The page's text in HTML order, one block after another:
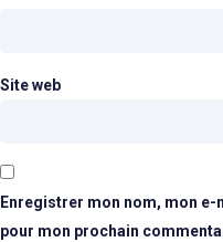
Site web
Enregistrer mon nom, mon
pour mon prochain